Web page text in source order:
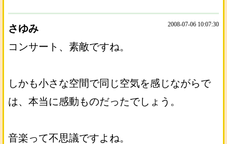
さゆみ 2008-07-06 10:07:30
コンサート、素敵ですね。
しかも小さな空間で同じ空気を感じながらで
は、本当に感動ものだったでしょう。
音楽って不思議ですよね。